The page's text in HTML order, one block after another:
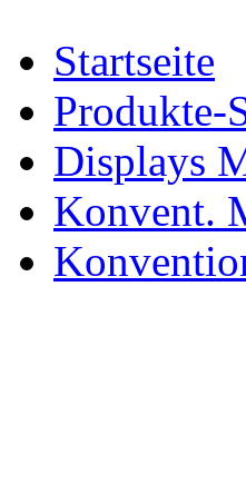
Startseite
Produkte-
Displays
Konvent.